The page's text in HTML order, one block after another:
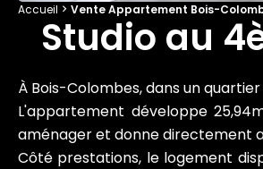
Accueil Vente Appartement Bois-
Studio au
À Bois-Colombes, dans un
L'appartement développe
aménager et donne directement
Côté prestations, le logement